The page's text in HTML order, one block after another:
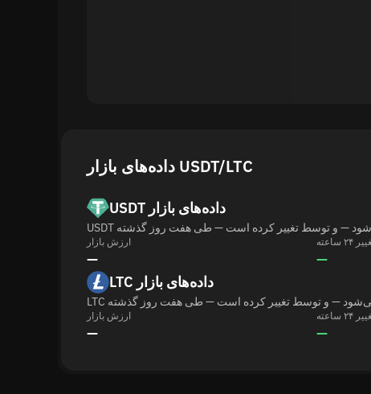
USDT داده‌های بازار
ارزش بازار
— —
LTC داده‌های بازار
ارزش بازار
— —